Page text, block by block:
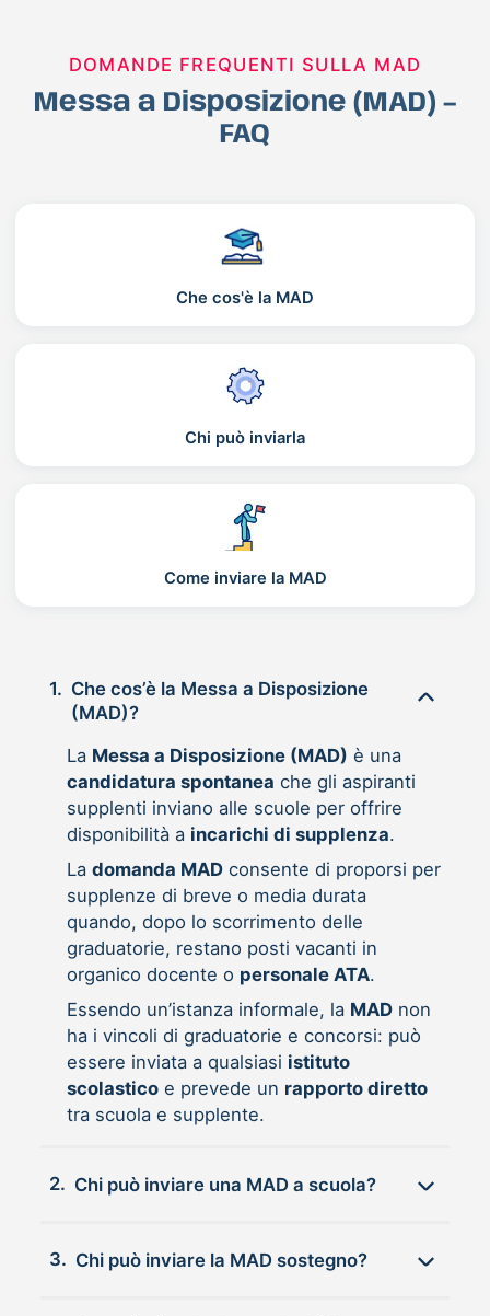
DOMANDE FREQUENTI SULLA MAD
Messa a Disposizione (MAD) –
FAQ
Che cos'è la MAD
Chi può inviarla
Come inviare la MAD
1. Che cos’è la Messa a Disposizione
(MAD)?
La Messa a Disposizione (MAD) è una
candidatura spontanea che gli aspiranti
supplenti inviano alle scuole per offrire
disponibilità a incarichi di supplenza.
La domanda MADconsente di proporsi per
supplenze di breve o media durata
quando, dopo lo scorrimento delle
graduatorie, restano posti vacanti in
organico docente o personale ATA.
Essendo un’istanza informale, la MADnon
ha i vincoli di graduatorie e concorsi: può
essere inviata a qualsiasi istituto
scolasticoe prevede un rapporto diretto
tra scuola e supplente.
2. Chi può inviare una MAD a scuola?
3. Chi può inviare la MAD sostegno?